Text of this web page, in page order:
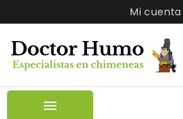
Mi cuenta
